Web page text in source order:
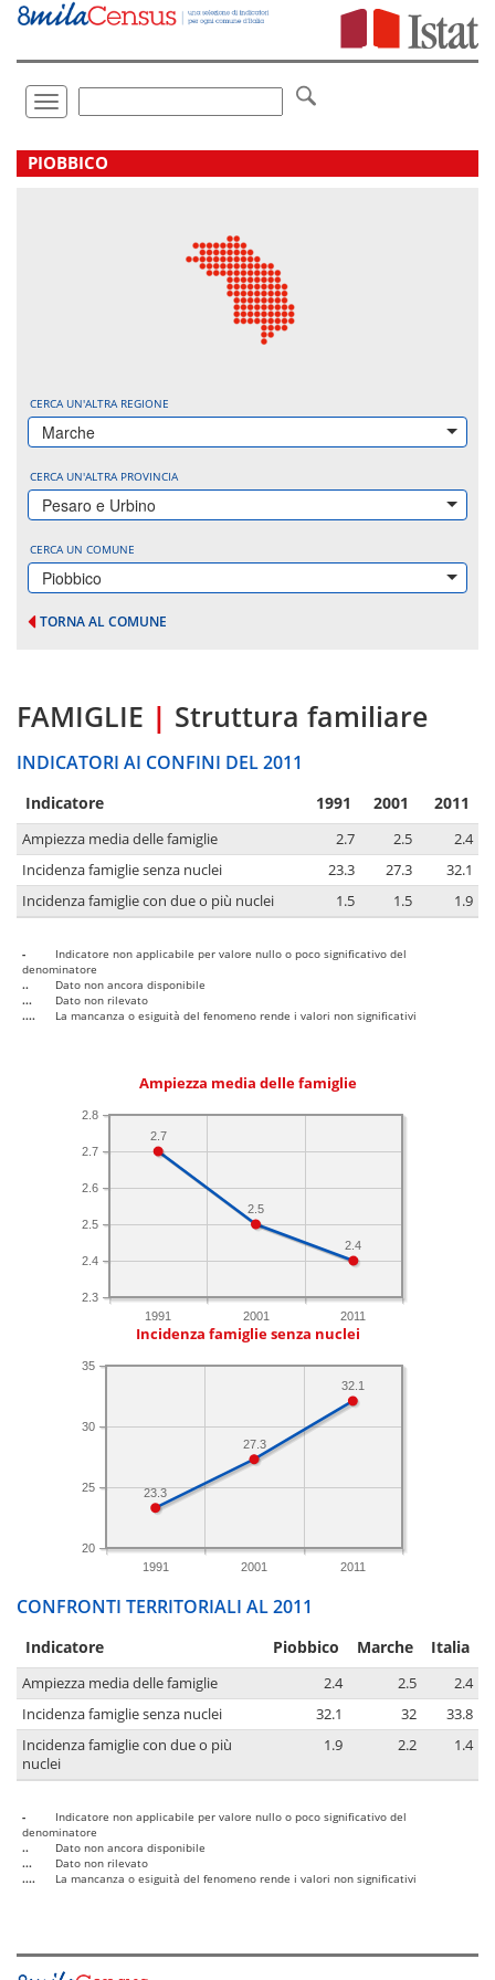
Vai
direttamente
Toggle
navigation
.
PIOBBICO
CERCA UN'ALTRA REGIONE
Marche
CERCA UN'ALTRA PROVINCIA
Pesaro e Urbino
CERCA UN COMUNE
Piobbico
TORNA AL COMUNE
FAMIGLIE | Struttura familiare
INDICATORI AI CONFINI DEL 2011
Indicatore 1991 2001 2011
Ampiezza media delle famiglie 2.7 2.5
2.4
Incidenza famiglie senza nuclei
23.3 27.3
32.1
Incidenza famiglie con due o più nuclei
1.5 1.5 1.9
-
Indicatore non applicabile per valore nullo o poco significativo del
denominatore
..
Dato non ancora disponibile
...
Dato non rilevato
....
La mancanza o esiguità del fenomeno rende i valori non significativi
Ampiezza media delle famiglie
1991 2001 2011
2.3
2.4
2.5
2.6
2.7
2.8
2.4
2.5
2.7
Incidenza famiglie senza nuclei
1991 2001 2011
20
25
30
35
32.1
27.3
23.3
CONFRONTI TERRITORIALI AL 2011
Indicatore Piobbico Marche Italia
Ampiezza media delle famiglie 2.4 2.5
2.4
Incidenza famiglie senza nuclei
32.1 32
33.8
Incidenza famiglie con due o più
nuclei
1.9 2.2 1.4
-
Indicatore non applicabile per valore nullo o poco significativo del
denominatore
..
Dato non ancora disponibile
...
Dato non rilevato
....
La mancanza o esiguità del fenomeno rende i valori non significativi